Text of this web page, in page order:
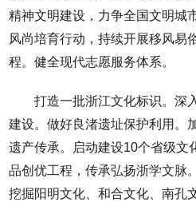
精神文明建设，力争全国文明城
风尚培育行动，持续开展移风易
程。健全现代志愿服务体系。
打造一批浙江文化标识。深
建设。做好良渚遗址保护利用。
遗产传承。启动建设10个省级文
品创优工程，传承弘扬浙学文脉
挖掘阳明文化、和合文化、南孔